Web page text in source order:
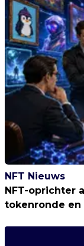
NFT Nieuws
NFT-oprichter
tokenronde en